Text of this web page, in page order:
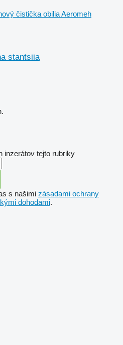
čistička obilia Aeromeh
stantsiia
inzerátov tejto rubriky
s našimi zásadami ochrany
dohodami.